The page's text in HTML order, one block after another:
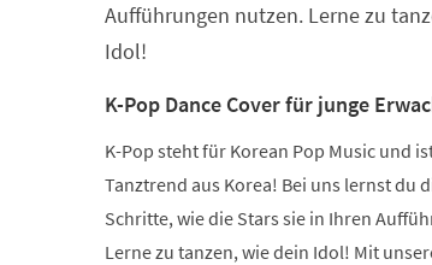
Aufführungen nutzen. Lerne zu
Idol!
K-Pop Dance Cover für junge
K-Pop steht für Korean Pop Music und
Tanztrend aus Korea! Bei uns lernst du
Schritte, wie die Stars sie in Ihren
Lerne zu tanzen, wie dein Idol! Mit